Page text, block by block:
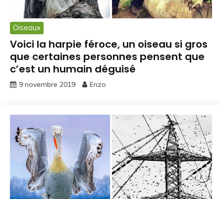
Oiseaux
Voici la harpie féroce, un oiseau si gros
que certaines personnes pensent que
c’est un humain déguisé
9 novembre 2019 Enzo